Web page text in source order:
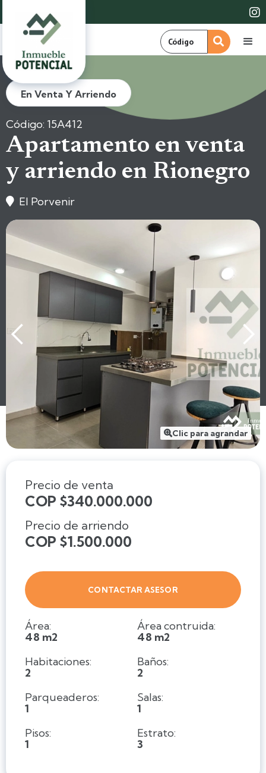

En Venta Y Arriendo
Código: 15A412
Apartamento en venta
y arriendo en Rionegro
 El Porvenir
Clic para agrandar
Precio de venta
COP $340.000.000
Precio de arriendo
COP $1.500.000
CONTACTAR ASESOR
Área:
48 m2
Área contruida:
48 m2
Habitaciones:
2
Baños:
2
Parqueaderos:
1
Salas:
1
Pisos:
1
Estrato:
3